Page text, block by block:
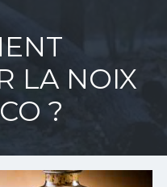
LA NOIX
?